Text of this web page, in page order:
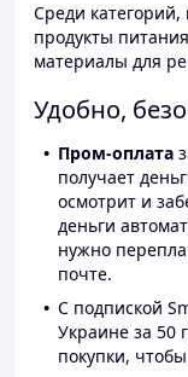
Среди категорий,
продукты
материалы для
Удобно,
Пром-оплата
получает
осмотрит и
деньги
нужно
почте.
С подпиской
Украине за 50
покупки,